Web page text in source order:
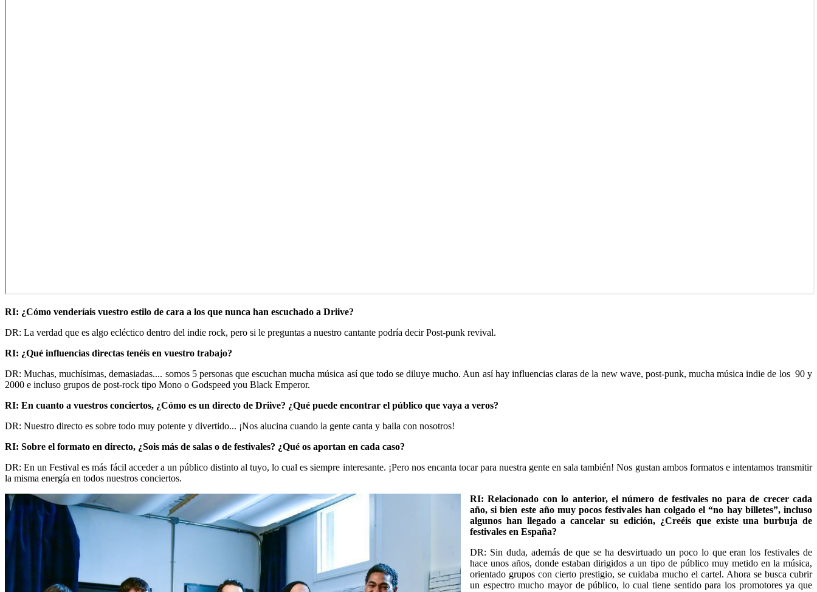
RI: ¿Cómo venderíais vuestro estilo de cara a los que nunca han escuchado a Driive?
DR: La verdad que es algo ecléctico dentro del indie rock, pero si le preguntas a nuestro cantante podría decir Post-punk revival.
RI: ¿Qué influencias directas tenéis en vuestro trabajo?
DR: Muchas, muchísimas, demasiadas.... somos 5 personas que escuchan mucha música así que todo se diluye mucho. Aun así hay influencias claras de la new wave, post-punk, mucha música indie de los 90 y
2000 e incluso grupos de post-rock tipo Mono o Godspeed you Black Emperor.
RI: En cuanto a vuestros conciertos, ¿Cómo es un directo de Driive? ¿Qué puede encontrar el público que vaya a veros?
DR: Nuestro directo es sobre todo muy potente y divertido... ¡Nos alucina cuando la gente canta y baila con nosotros!
RI: Sobre el formato en directo, ¿Sois más de salas o de festivales? ¿Qué os aportan en cada caso?
DR: En un Festival es más fácil acceder a un público distinto al tuyo, lo cual es siempre interesante. ¡Pero nos encanta tocar para nuestra gente en sala también! Nos gustan ambos formatos e intentamos transmitir
la misma energía en todos nuestros conciertos.
RI: Relacionado con lo anterior, el número de festivales no para de crecer cada
año, si bien este año muy pocos festivales han colgado el “no hay billetes”, incluso
algunos han llegado a cancelar su edición, ¿Creéis que existe una burbuja de
festivales en España?
DR: Sin duda, además de que se ha desvirtuado un poco lo que eran los festivales de
hace unos años, donde estaban dirigidos a un tipo de público muy metido en la música,
orientado grupos con cierto prestigio, se cuidaba mucho el cartel. Ahora se busca cubrir
un espectro mucho mayor de público, lo cual tiene sentido para los promotores ya que